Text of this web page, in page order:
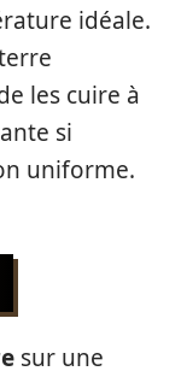
idéale.
les cuire à
si
uniforme.
sur une